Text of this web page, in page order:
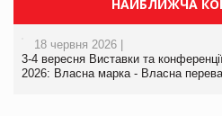
НАЙБЛИЖЧА
18 червня 2026 |
3-4 вересня Виставки та
2026: Власна марка - Власна